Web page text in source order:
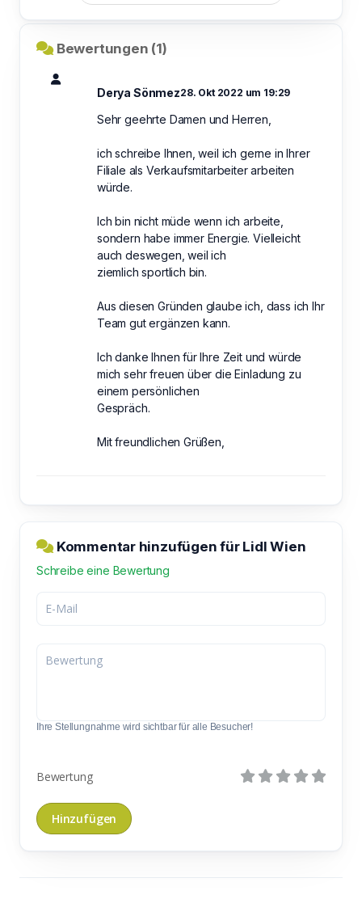
Bewertungen (1)
Derya Sönmez28. Okt 2022 um 19:29
Sehr geehrte Damen und Herren,
ich schreibe Ihnen, weil ich gerne in Ihrer
Filiale als Verkaufsmitarbeiter arbeiten
würde.
Ich bin nicht müde wenn ich arbeite,
sondern habe immer Energie. Vielleicht
auch deswegen, weil ich
ziemlich sportlich bin.
Aus diesen Gründen glaube ich, dass ich Ihr
Team gut ergänzen kann.
Ich danke Ihnen für Ihre Zeit und würde
mich sehr freuen über die Einladung zu
einem persönlichen
Gespräch.
Mit freundlichen Grüßen,
Kommentar hinzufügen für Lidl Wien
Schreibe eine Bewertung
Ihre Stellungnahme wird sichtbar für alle Besucher!
Bewertung